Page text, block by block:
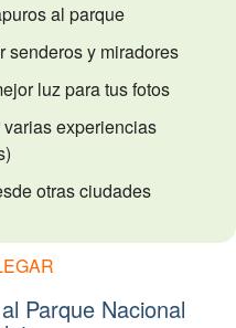
al parque
senderos y miradores
luz para tus fotos
experiencias
otras ciudades
Parque Nacional